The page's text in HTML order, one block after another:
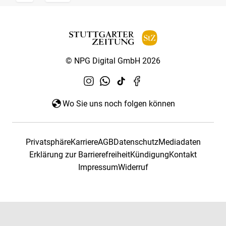
© NPG Digital GmbH 2026
Wo Sie uns noch folgen können
PrivatsphäreKarriereAGBDatenschutzMediadaten
Erklärung zur BarrierefreiheitKündigungKontakt
ImpressumWiderruf